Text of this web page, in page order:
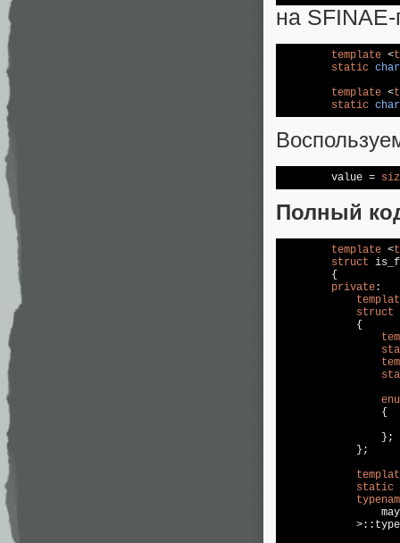
на
template <
static char
template <
static char
	value =
Полный
template <
struct
private:
struct
static
	    >::